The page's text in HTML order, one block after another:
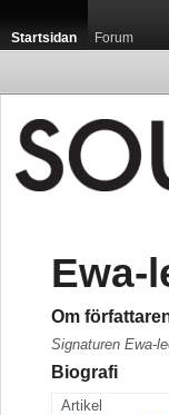
Startsidan Forum
Ewa-
Om
Signaturen Ewa-
Biografi
Artikel